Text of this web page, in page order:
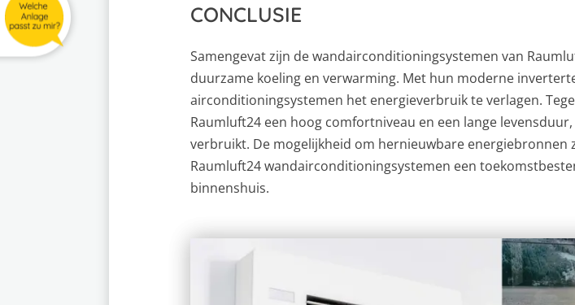
CONCLUSIE
Samengevat zijn de wandairconditioningsystemen van
duurzame koeling en verwarming. Met hun moderne
airconditioningsystemen het energieverbruik te verlagen.
Raumluft24 een hoog comfortniveau en een lange
verbruikt. De mogelijkheid om hernieuwbare energiebronnen
Raumluft24 wandairconditioningsystemen een
binnenshuis.